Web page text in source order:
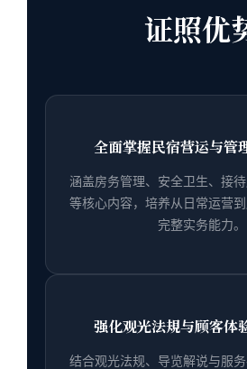
证照优
全面掌握民宿营运与管
涵盖房务管理、安全卫生、接
等核心内容，培养从日常运营
完整实务能力。
强化观光法規与顾客体
结合观光法规、导览解说与服